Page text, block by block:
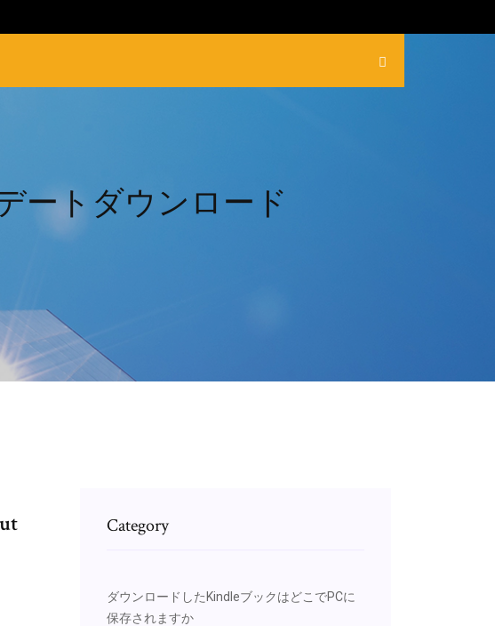
ートダウンロード
Category
ダウンロードしたKindleブックはどこでPCに
保存されますか